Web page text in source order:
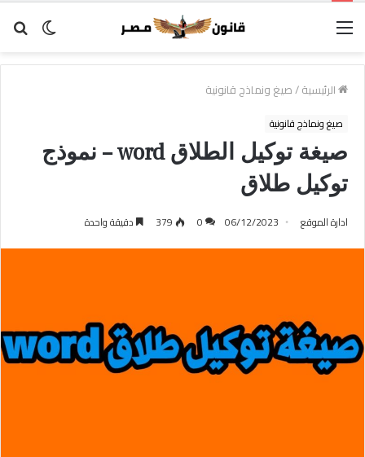
الوضع
القائمة
الرئيسية/صيغ ونماذج قانونية
صيغ ونماذج قانونية
صيغة توكيل الطلاق word – نموذج
توكيل طلاق
ادارة الموقع 06/12/2023
0
379 دقيقة واحدة